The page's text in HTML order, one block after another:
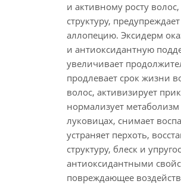
и активному росту
структуру,
аллопецию. Эксидерм
и антиоксидантную
увеличивает
продлевает срок жизни
волос, активизирует
нормализует
луковицах, снимает
устраняет перхоть,
структуру, блеск и
антиоксидантными
повреждающее